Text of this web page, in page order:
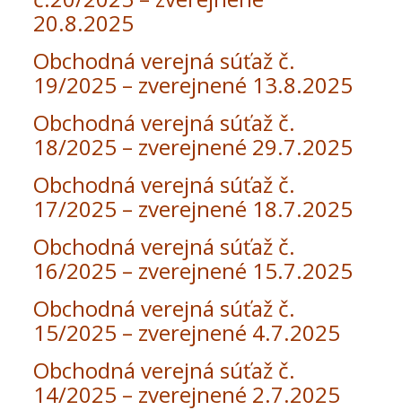
20.8.2025
Obchodná verejná súťaž č.
19/2025 – zverejnené 13.8.2025
Obchodná verejná súťaž č.
18/2025 – zverejnené 29.7.2025
Obchodná verejná súťaž č.
17/2025 – zverejnené 18.7.2025
Obchodná verejná súťaž č.
16/2025 – zverejnené 15.7.2025
Obchodná verejná súťaž č.
15/2025 – zverejnené 4.7.2025
Obchodná verejná súťaž č.
14/2025 – zverejnené 2.7.2025